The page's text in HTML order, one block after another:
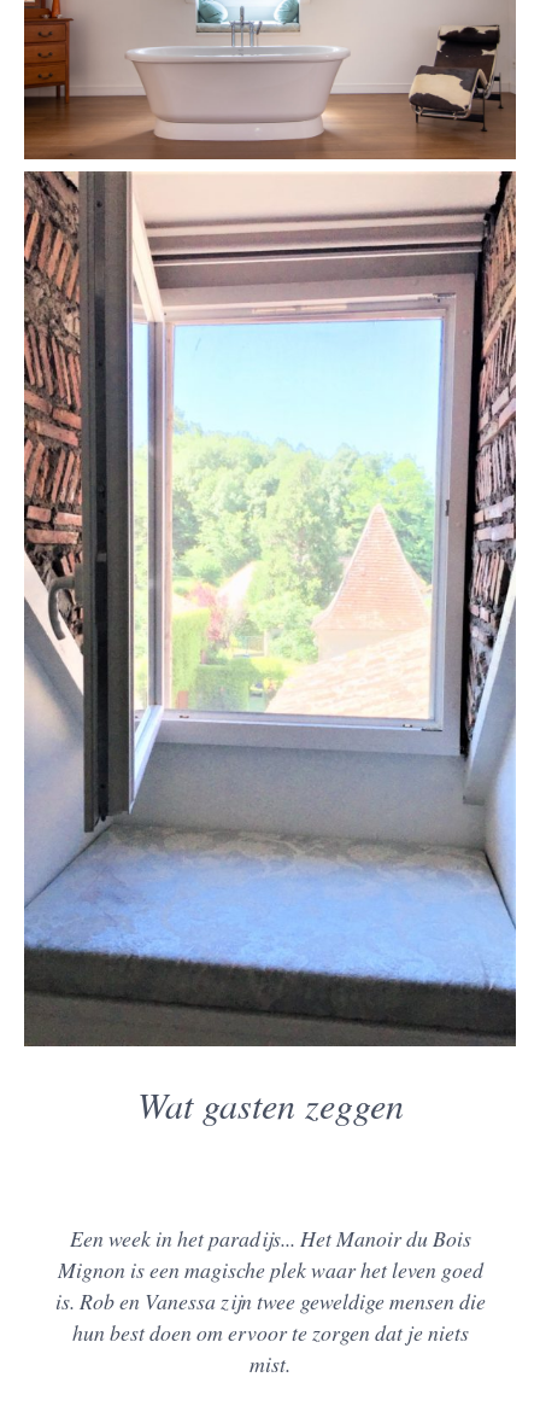
Wat gasten zeggen
Een week in het paradijs... Het Manoir du Bois
Mignon is een magische plek waar het leven goed
is. Rob en Vanessa zijn twee geweldige mensen die
hun best doen om ervoor te zorgen dat je niets
mist.